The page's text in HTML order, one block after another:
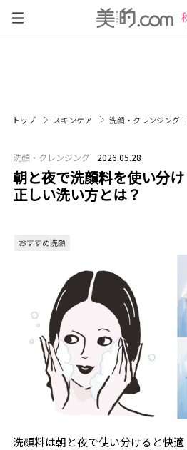
トップ スキンケア 洗顔・クレンジング
洗顔・クレンジング 2026.05.28
朝と夜で洗顔料を使い分
正しい洗い方とは？
おすすめ洗顔
洗顔料は朝と夜で使い分けると快